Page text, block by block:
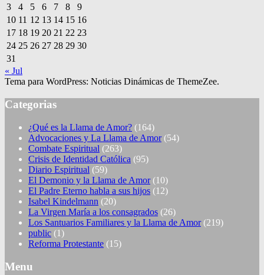
3
4 5 6 7 8
9
10 11 12 13 14 15 16
17 18 19 20 21 22 23
24 25 26 27 28 29 30
31
« Jul
Tema para WordPress: Noticias Dinámicas de ThemeZee.
Categorias
¿Qué es la Llama de Amor? (164)
Advocaciones y La Llama de Amor(54)
Combate Espiritual (263)
Crisis de Identidad Católica (95)
Diario Espiritual (59)
El Demonio y la Llama de Amor(10)
El Padre Eterno habla a sus hijos (12)
Isabel Kindelmann (20)
La Virgen María a los consagrados (26)
Los Santuarios Familiares y la Llama de Amor(219)
public (1)
Reforma Protestante (15)
Menu